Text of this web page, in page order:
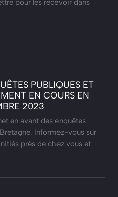
pour les recevoir dans
PUBLIQUES ET
EN COURS EN
2023
en avant des enquêtes
Informez-vous sur
près de chez vous et